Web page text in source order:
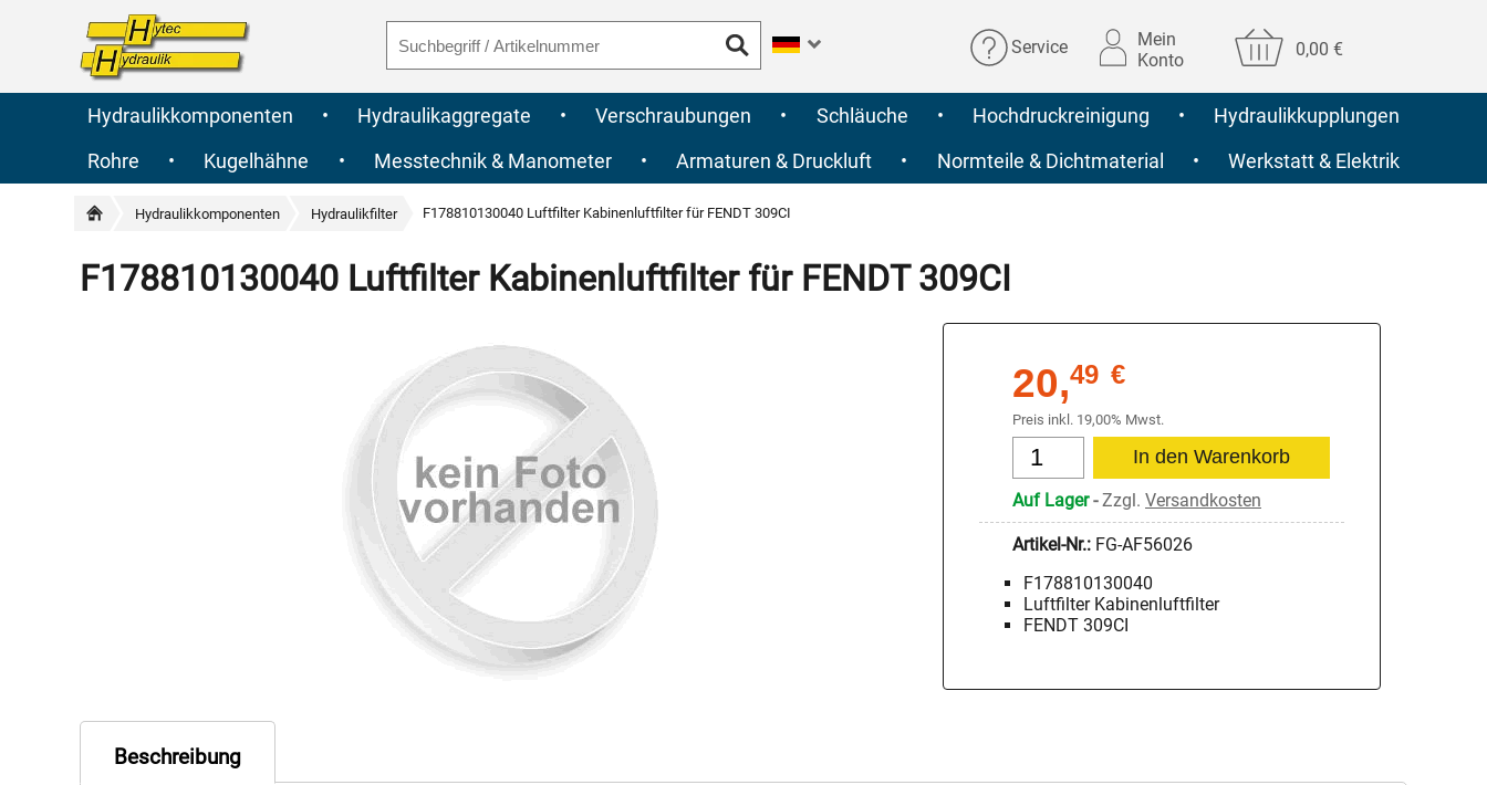
Service
Mein
Konto
0,00 €
Hydraulikkomponenten • Hydraulikaggregate • Verschraubungen • Schläuche • Hochdruckreinigung •
Hydraulikkupplungen
Rohre
• Kugelhähne • Messtechnik & Manometer • Armaturen & Druckluft • Normteile & Dichtmaterial • Werkstatt & Elektrik
Hydraulikkomponenten Hydraulikfilter F178810130040 Luftfilter Kabinenluftfilter für FENDT 309CI
F178810130040 Luftfilter Kabinenluftfilter für FENDT 309CI
20,49 €
Preis inkl. 19,00% Mwst.
Auf Lager-Zzgl. Versandkosten
Artikel-Nr.: FG-AF56026
F178810130040
Luftfilter Kabinenluftfilter
FENDT 309CI
Beschreibung